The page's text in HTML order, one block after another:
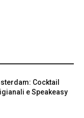
Cocktail
e Speakeasy